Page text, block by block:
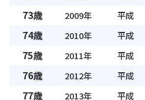
73歳 2009年 平成
74歳 2010年 平成
75歳 2011年 平成
76歳 2012年 平成
77歳 2013年 平成